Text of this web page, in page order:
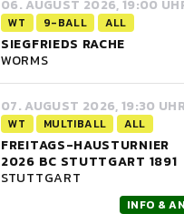
06. AUGUST 2026, 19:00
WT 9-BALL ALL
SIEGFRIEDS RACHE
WORMS
07. AUGUST 2026, 19:30 UHR
WT MULTIBALL ALL
FREITAGS-HAUSTURNIER
2026 BC STUTTGART 1891
STUTTGART
INFO &